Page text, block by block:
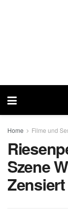
Home Filme und
Szene
Zensiert